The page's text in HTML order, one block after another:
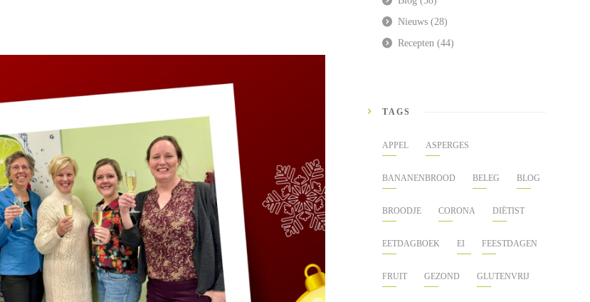
Nieuws (28)
Recepten (44)
TAGS
APPEL ASPERGES
BANANENBROOD BELEG BLOG
BROODJE CORONA DIËTIST
EETDAGBOEK EI FEESTDAGEN
FRUIT GEZOND GLUTENVRIJ